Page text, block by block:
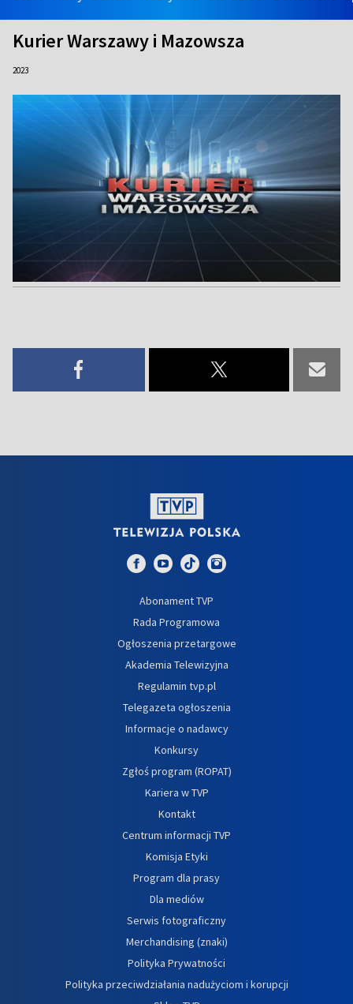
Kurier Warszawy i Mazowsza
2023
Abonament TVP
Rada Programowa
Ogłoszenia przetargowe
Akademia Telewizyjna
Regulamin tvp.pl
Telegazeta ogłoszenia
Informacje o nadawcy
Konkursy
Zgłoś program (ROPAT)
Kariera w TVP
Kontakt
Centrum informacji TVP
Komisja Etyki
Program dla prasy
Dla mediów
Serwis fotograficzny
Merchandising (znaki)
Polityka Prywatności
Polityka przeciwdziałania nadużyciom i korupcji